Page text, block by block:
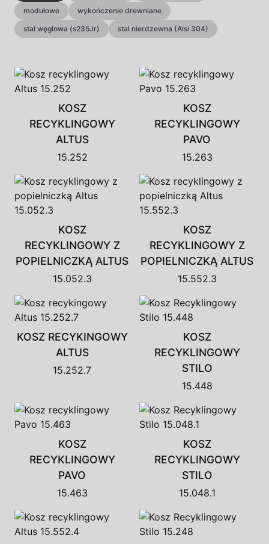
modułowe
wykończenie drewniane
stal węglowa (s235Jr)
stal nierdzewna (Aisi 304)
KOSZ
RECYKLINGOWY
ALTUS
15.252
KOSZ
RECYKLINGOWY
PAVO
15.263
KOSZ
RECYKLINGOWY Z
POPIELNICZKĄ ALTUS
15.052.3
KOSZ
RECYKLINGOWY Z
POPIELNICZKĄ ALTUS
15.552.3
KOSZ RECYKINGOWY
ALTUS
15.252.7
KOSZ
RECYKLINGOWY
STILO
15.448
KOSZ
RECYKLINGOWY
PAVO
15.463
KOSZ
RECYKLINGOWY
STILO
15.048.1